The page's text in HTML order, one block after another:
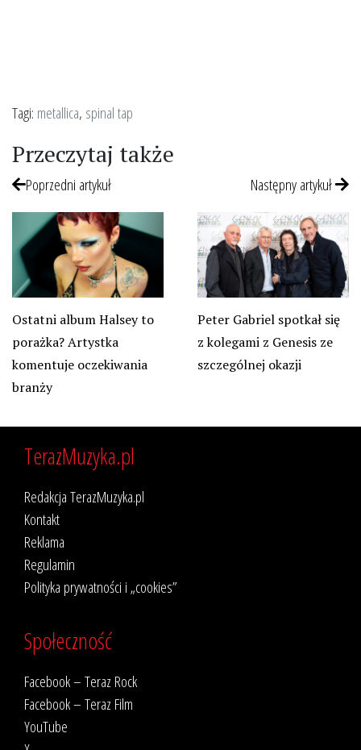
Tagi: metallica, spinal tap
Przeczytaj także
Poprzedni artykuł
Ostatni album Halsey to
porażka? Artystka
komentuje oczekiwania
branży
Następny artykuł
Peter Gabriel spotkał się
z kolegami z Genesis ze
szczególnej okazji
TerazMuzyka.pl
Redakcja TerazMuzyka.pl
Kontakt
Reklama
Regulamin
Polityka prywatności i „cookies”
Społeczność
Facebook – Teraz Rock
Facebook – Teraz Film
YouTube